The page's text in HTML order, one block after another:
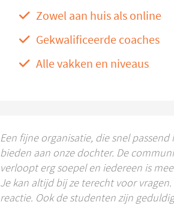
Zowel aan huis als online
Gekwalificeerde coaches
Alle vakken en niveaus
Een fijne organisatie, die snel passend
bieden aan onze dochter. De
verloopt erg soepel en iedereen is
Je kan altijd bij ze terecht voor vragen.
reactie. Ook de studenten zijn